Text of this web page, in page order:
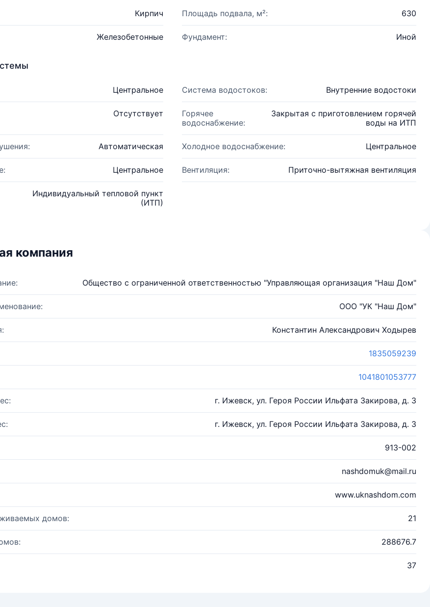
Кирпич Площадь подвала, м²: 630
Железобетонные Фундамент: Иной
Центральное Система водостоков: Внутренние водостоки
Отсутствует
Горячее
водоснабжение:
Закрытая с приготовлением горячей
воды на ИТП
Автоматическая Холодное водоснабжение: Центральное
Центральное Вентиляция: Приточно-вытяжная вентиляция
Индивидуальный тепловой пункт
(ИТП)
компания
Общество с ограниченной ответственностью "Управляющая организация "Наш Дом"
ООО "УК "Наш Дом"
Константин Александрович Ходырев
1835059239
1041801053777
г. Ижевск, ул. Героя России Ильфата Закирова, д. 3
г. Ижевск, ул. Героя России Ильфата Закирова, д. 3
913-002
nashdomuk@mail.ru
www.uknashdom.com
домов: 21
288676.7
37